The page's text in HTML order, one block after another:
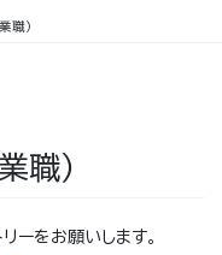
職）
職）
ーをお願いします。